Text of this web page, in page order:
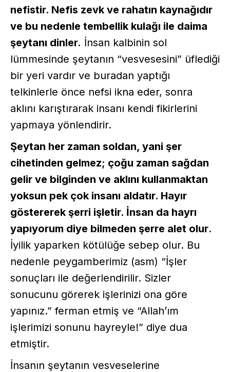
nefistir. Nefis zevk ve rahatın kaynağıdır
ve bu nedenle tembellik kulağı ile daima
şeytanı dinler. İnsan kalbinin sol
lümmesinde şeytanın “vesvesesini” üflediği
bir yeri vardır ve buradan yaptığı
telkinlerle önce nefsi ikna eder, sonra
aklını karıştırarak insanı kendi fikirlerini
yapmaya yönlendirir.
Şeytan her zaman soldan, yani şer
cihetinden gelmez; çoğu zaman sağdan
gelir ve bilginden ve aklını kullanmaktan
yoksun pek çok insanı aldatır. Hayır
göstererek şerri işletir. İnsan da hayrı
yapıyorum diye bilmeden şerre alet olur.
İyilik yaparken kötülüğe sebep olur. Bu
nedenle peygamberimiz (asm) “İşler
sonuçları ile değerlendirilir. Sizler
sonucunu görerek işlerinizi ona göre
yapınız.” ferman etmiş ve “Allah’ım
işlerimizi sonunu hayreyle!” diye dua
etmiştir.
İnsanın şeytanın vesveselerine